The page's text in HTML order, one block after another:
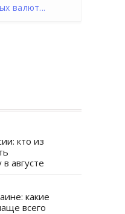
валют...
кто из
августе
какие
всего